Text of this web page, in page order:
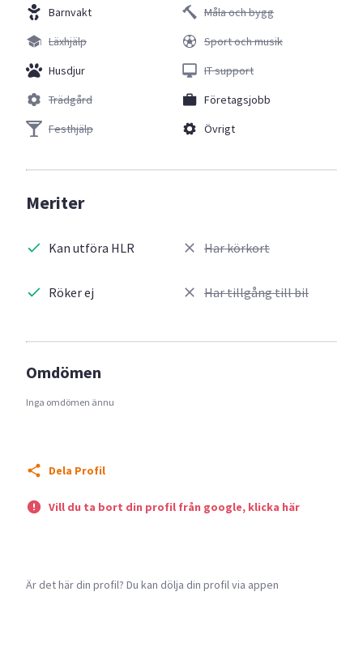
Barnvakt
Läxhjälp
Husdjur
Trädgård
Festhjälp
Måla och bygg
Sport och musik
IT support
Företagsjobb
Övrigt
Meriter
Kan utföra HLR
Röker ej
Har körkort
Har tillgång till bil
Omdömen
Inga omdömen ännu
Dela Profil
Vill du ta bort din profil från google, klicka här
Är det här din profil? Du kan dölja din profil via appen